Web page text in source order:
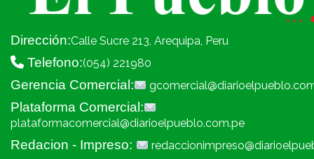
Dirección:Calle Sucre 213, Arequipa, Peru
Telefono:(054) 221980
Gerencia Comercial:
Plataforma Comercial:
plataformacomercial@diarioelpueblo.com.pe
Redacion - Impreso: